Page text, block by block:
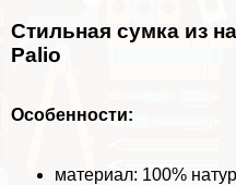
Стильная сумка из
Palio
Особенности:
материал: 100%